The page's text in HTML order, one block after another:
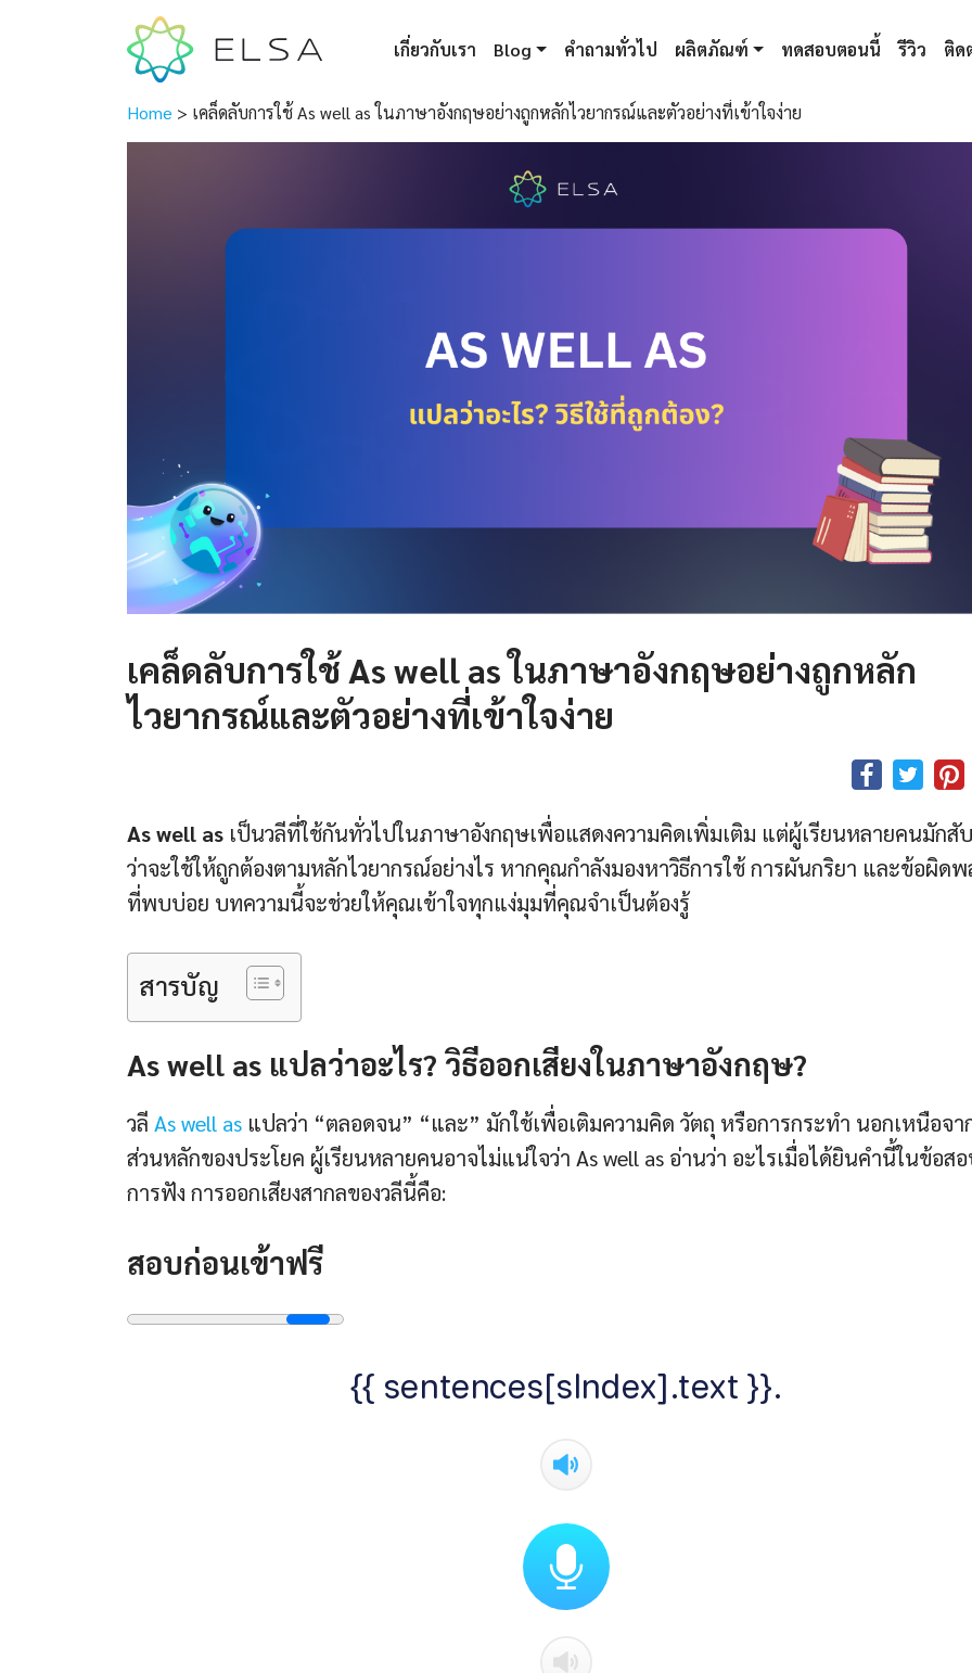
เกี่ยวกับเรา Blog คำถามทั่วไป ผลิตภัณฑ์ ทดสอบตอนนี้ รีวิว ติด
Home > เคล็ดลับการใช้ As well as ในภาษาอังกฤษอย่างถูกหลักไวยากรณ์และตัวอย่างที่เข้าใจง่าย
เคล็ดลับการใช้As well asในภาษาอังกฤษอย่างถูกหลัก
ไวยากรณ์และตัวอย่างที่เข้าใจง่าย
As well as เป็นวลีที่ใช้กันทั่วไปในภาษาอังกฤษเพื่อแสดงความคิดเพิ่มเติม แต่ผู้เรียนหลายคนมักสั
ว่าจะใช้ให้ถูกต้องตามหลักไวยากรณ์อย่างไร หากคุณกำลังมองหาวิธีการใช้ การผันกริยา และข้อผิด
ที่พบบ่อย บทความนี้จะช่วยให้คุณเข้าใจทุกแง่มุมที่คุณจำเป็นต้องรู้
สารบัญ
As well as แปลว่าอะไร? วิธีออกเสียงในภาษาอังกฤษ?
วลี As well as แปลว่า “ตลอดจน” “และ” มักใช้เพื่อเติมความคิด วัตถุ หรือการกระทำ นอกเหนือจา
ส่วนหลักของประโยค ผู้เรียนหลายคนอาจไม่แน่ใจว่า As well as อ่านว่า อะไรเมื่อได้ยินคำนี้ในข้อส
การฟัง การออกเสียงสากลของวลีนี้คือ:
สอบก่อนเข้าฟรี
{{ sentences[sIndex].text }}.